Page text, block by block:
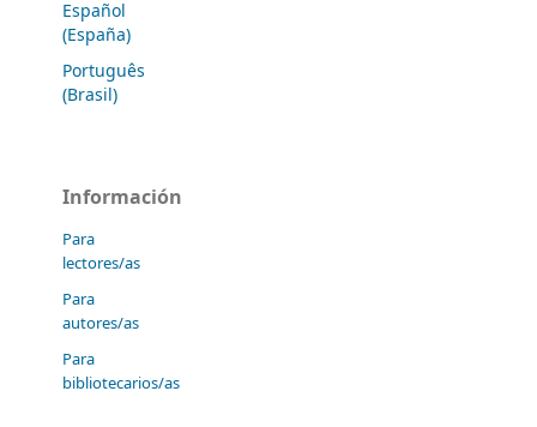
Español
(España)
Português
(Brasil)
Información
Para
lectores/as
Para
autores/as
Para
bibliotecarios/as